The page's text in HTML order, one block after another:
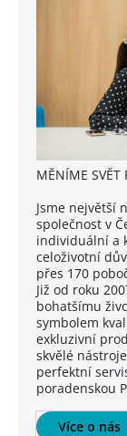
MĚNÍME SVĚT
Jsme největší
společnost v
individuální a
celoživotní
přes 170
Již od roku
bohatšímu
symbolem
exkluzivní
skvělé
perfektní
poradenskou
Více o nás